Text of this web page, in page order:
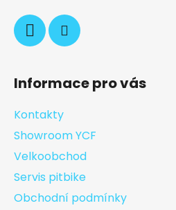
Informace pro vás
Kontakty
Showroom YCF
Velkoobchod
Servis pitbike
Obchodní podmínky